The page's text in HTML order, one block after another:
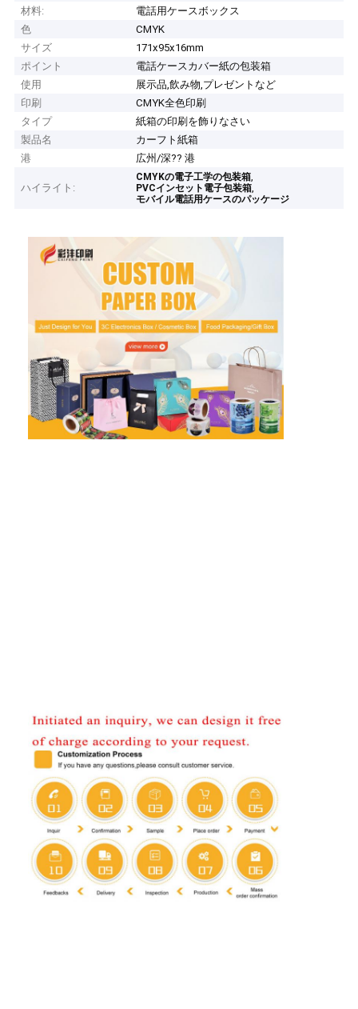
材料:
電話用ケースボックス
色
CMYK
サイズ
171x95x16mm
ポイント
電話ケースカバー紙の包装箱
使用
展示品,飲み物,プレゼントなど
印刷
CMYK全色印刷
タイプ
紙箱の印刷を飾りなさい
製品名
カーフト紙箱
港
広州/深?? 港
ハイライト:
CMYKの電子工学の包装箱,
PVCインセット電子包装箱,
モバイル電話用ケースのパッケージ